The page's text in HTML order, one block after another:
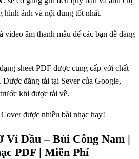
hình ảnh và nội dung tốt nhất.
video âm thanh mẫu để các bạn dễ dàng
sheet PDF được cung cấp với chất
đăng tải tại Sever của Google,
khi được tải về.
được nhiều bài nhạc hay!
Ví Dầu – Bùi Công Nam |
PDF | Miễn Phí